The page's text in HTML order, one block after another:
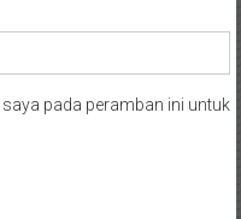
pada peramban ini untuk